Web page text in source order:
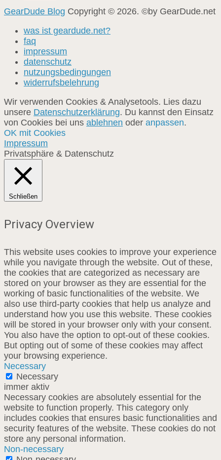
GearDude Blog Copyright © 2026. ©by GearDude.net
was ist geardude.net?
faq
impressum
datenschutz
nutzungsbedingungen
widerrufsbelehrung
Wir verwenden Cookies & Analysetools. Lies dazu
unsere Datenschutzerklärung. Du kannst den Einsatz
von Cookies bei uns ablehnen oder anpassen.
OK mit Cookies
Impressum
Privatsphäre & Datenschutz
Schließen
Privacy Overview
This website uses cookies to improve your experience
while you navigate through the website. Out of these,
the cookies that are categorized as necessary are
stored on your browser as they are essential for the
working of basic functionalities of the website. We
also use third-party cookies that help us analyze and
understand how you use this website. These cookies
will be stored in your browser only with your consent.
You also have the option to opt-out of these cookies.
But opting out of some of these cookies may affect
your browsing experience.
Necessary
Necessary
immer aktiv
Necessary cookies are absolutely essential for the
website to function properly. This category only
includes cookies that ensures basic functionalities and
security features of the website. These cookies do not
store any personal information.
Non-necessary